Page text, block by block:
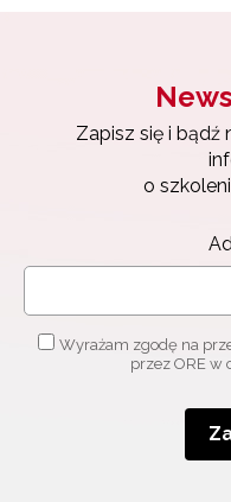
Zapisz się i bądź
o
Wyrażam zgodę na
przez ORE w
Newsletter
Zapisz się i bądź
o szkoleniach i
Wyrażam zgodę na
osobowych przez ORE